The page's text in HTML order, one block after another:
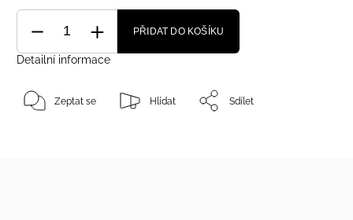
PŘIDAT DO KOŠÍKU
Detailní informace
Zeptat se Hlídat Sdílet